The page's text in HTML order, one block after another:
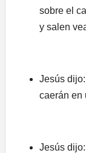
sobre el
y salen
Jesús
caerán en
Jesús